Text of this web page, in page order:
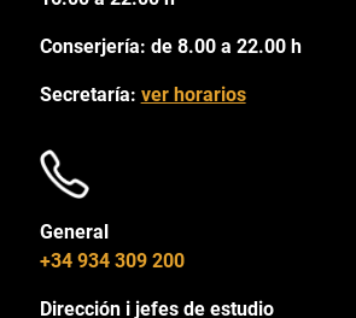
Conserjería: de 8.00 a 22.00 h
Secretaría: ver horarios
General
+34 934 309 200
Dirección i jefes de estudio